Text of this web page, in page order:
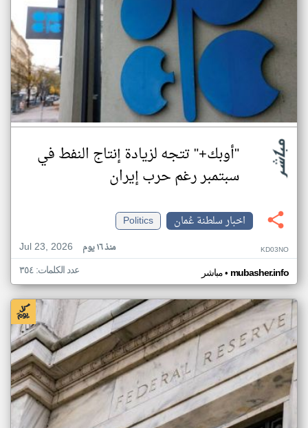
"أوبك+" تتجه لزيادة إنتاج النفط في
سبتمبر رغم حرب إيران
اخبار سلطنة عُمان
Politics
Jul 23, 2026
منذ ١٦ يوم KD03NO
مباشر• mubasher.info عدد الكلمات: ٣٥٤